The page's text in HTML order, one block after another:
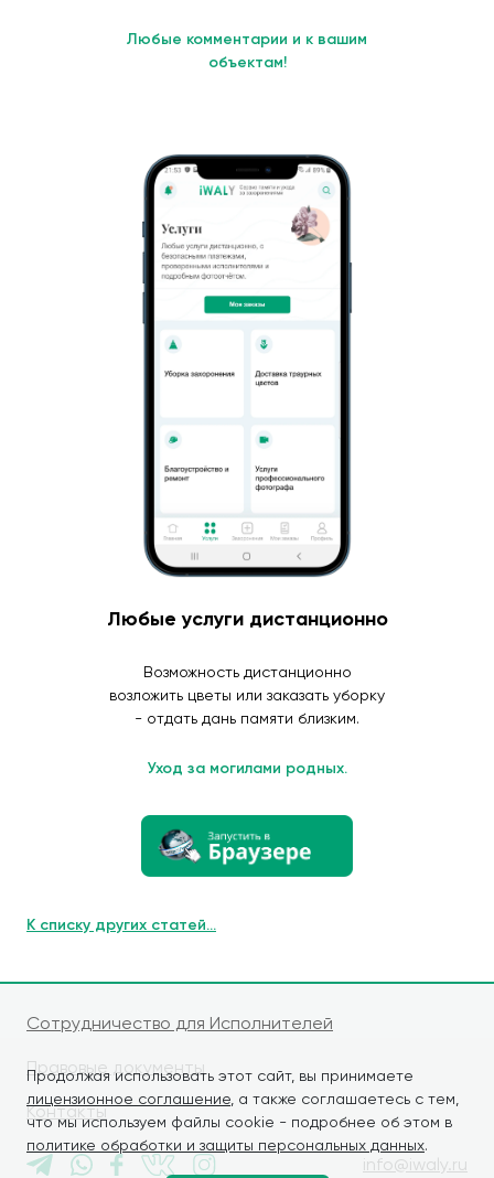
Продолжая использовать этот сайт, вы принимаете
лицензионное соглашение , а также соглашаетесь с тем,
что мы используем файлы cookie - подробнее об этом в
политике обработки и защиты персональных данных.
Любые комментарии и к вашим
объектам!
Любые услуги дистанционно
Возможность дистанционно
возложить цветы или заказать уборку
- отдать дань памяти близким.
Уход за могилами родных.
К списку других статей...
Сотрудничество для Исполнителей
Правовые документы
Контакты
info@iwaly.ru